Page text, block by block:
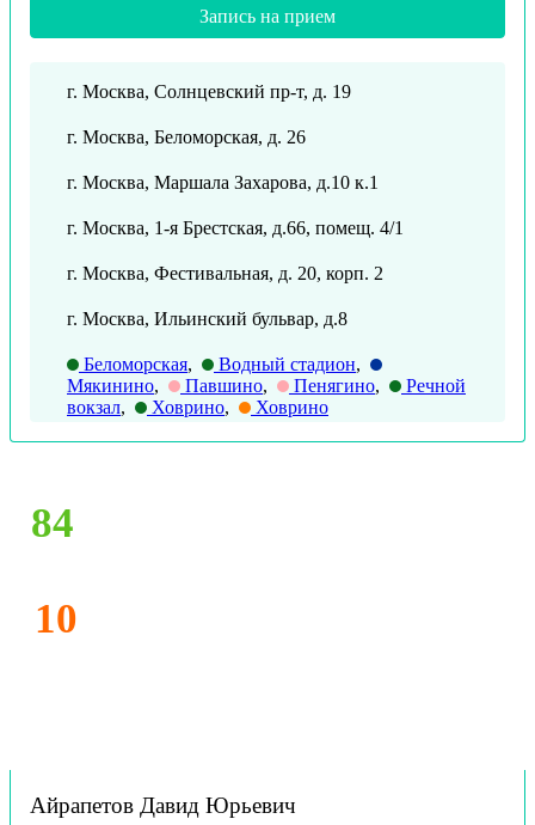
Запись на прием
г. Москва, Солнцевский пр-т, д. 19
г. Москва, Беломорская, д. 26
г. Москва, Маршала Захарова, д.10 к.1
г. Москва, 1-я Брестская, д.66, помещ. 4/1
г. Москва, Фестивальная, д. 20, корп. 2
г. Москва, Ильинский бульвар, д.8
Беломорская, Водный стадион,
Мякинино, Павшино, Пенягино,
Речной
вокзал, Ховрино, Ховрино
84
10
Айрапетов Давид Юрьевич